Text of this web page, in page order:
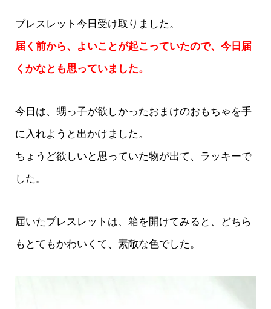
ブレスレット今日受け取りました。
届く前から、よいことが起こっていたので、今日届
くかなとも思っていました。
今日は、甥っ子が欲しかったおまけのおもちゃを手
に入れようと出かけました。
ちょうど欲しいと思っていた物が出て、ラッキーで
した。
届いたブレスレットは、箱を開けてみると、どちら
もとてもかわいくて、素敵な色でした。